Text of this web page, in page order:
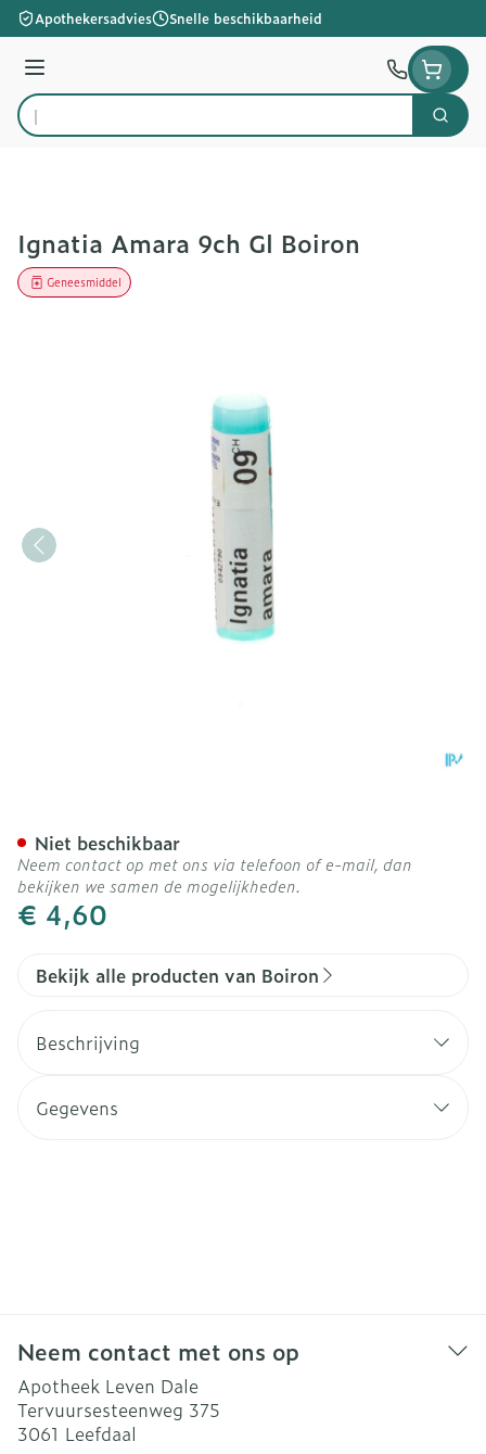
Ga naar de inhoud
Apothekersadvies Snelle beschikbaarheid
Menu
Product, merk, categorie...
Zoek
Ignatia Amara 9ch Gl Boiron
Geneesmiddel
€ 4,60
Niet beschikbaar
Neem contact op met ons via telefoon of e-mail, dan
bekijken we samen de mogelijkheden.
Bekijk alle producten van Boiron
Beschrijving
Gegevens
Neem contact met ons op
Apotheek Leven Dale
Tervuursesteenweg 375
3061 Leefdaal